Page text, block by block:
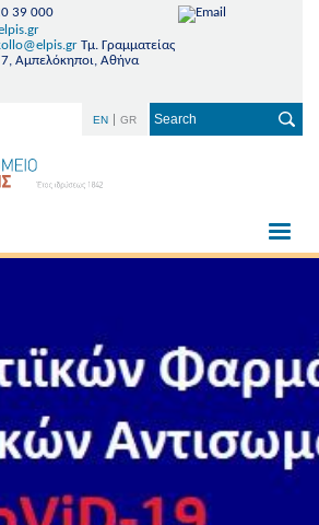
39 000
Τμ. Γραμματείας
Αμπελόκηποι, Αθήνα
EN GR